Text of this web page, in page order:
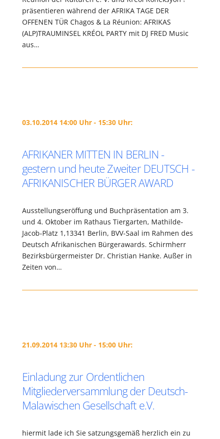
präsentieren während der AFRIKA TAGE DER
OFFENEN TÜR Chagos & La Réunion: AFRIKAS
(ALP)TRAUMINSEL KRÉOL PARTY mit DJ FRED Music
aus…
03.10.2014 14:00 Uhr - 15:30 Uhr:
AFRIKANER MITTEN IN BERLIN -
gestern und heute Zweiter DEUTSCH -
AFRIKANISCHER BÜRGER AWARD
Ausstellungseröffung und Buchpräsentation am 3.
und 4. Oktober im Rathaus Tiergarten, Mathilde-
Jacob-Platz 1,13341 Berlin, BVV-Saal im Rahmen des
Deutsch Afrikanischen Bürgerawards. Schirmherr
Bezirksbürgermeister Dr. Christian Hanke. Außer in
Zeiten von…
21.09.2014 13:30 Uhr - 15:00 Uhr:
Einladung zur Ordentlichen
Mitgliederversammlung der Deutsch-
Malawischen Gesellschaft e.V.
hiermit lade ich Sie satzungsgemäß herzlich ein zu